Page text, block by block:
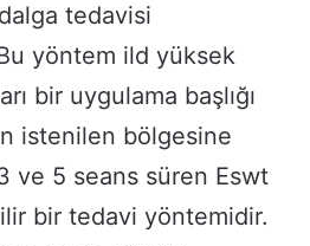
tedavisi
yöntem ild yüksek
bir uygulama başlığı
istenilen bölgesine
ve 5 seans süren Eswt
bir tedavi yöntemidir.